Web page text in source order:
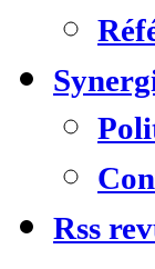
Rss